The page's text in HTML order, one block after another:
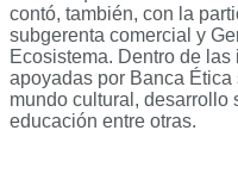
contó, también, con la
subgerenta comercial y
Ecosistema. Dentro de
apoyadas por Banca Ética
mundo cultural, desarrollo
educación entre otras.